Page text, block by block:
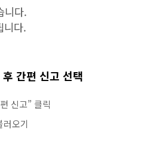
니다.
니다.
간편 신고 선택
신고” 클릭
러오기